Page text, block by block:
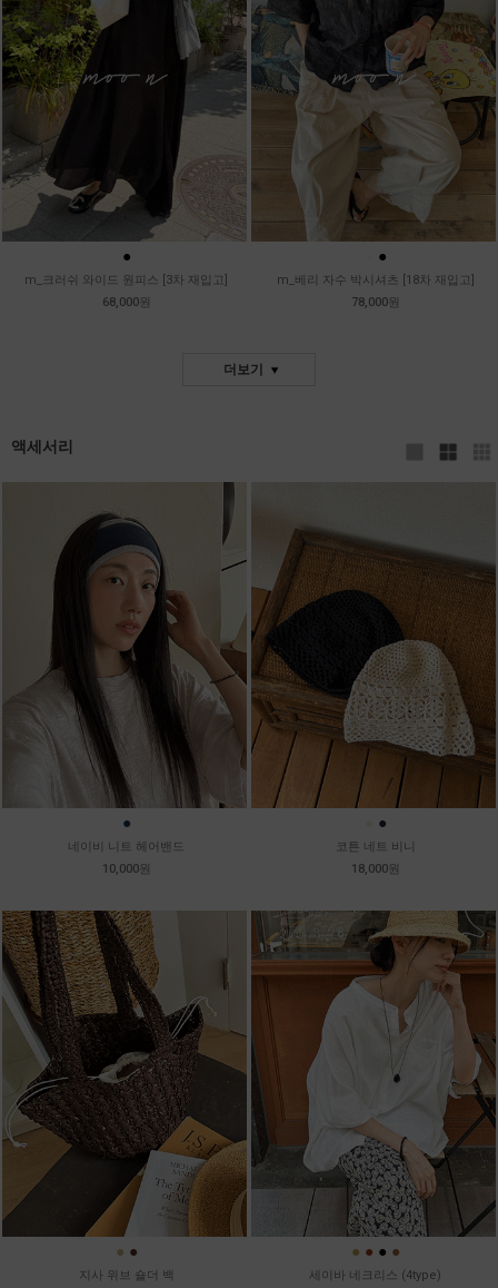
●
m_크러쉬 와이드 원피스 [3차 재입고]
68,000원
●
m_베리 자수 박시셔츠 [18차 재입고]
78,000원
더보기
액세서리
●
네이비 니트 헤어밴드
10,000원
●
코튼 네트 비니
18,000원
● ●
지사 위브 숄더 백
● ● ● ●
세이바 네크리스 (4type)